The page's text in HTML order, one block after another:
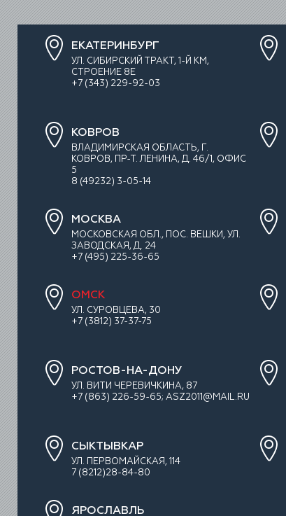
ЕКАТЕРИНБУРГ
УЛ. СИБИРСКИЙ ТРАКТ, 1-Й КМ,
СТРОЕНИЕ 8Е
+7 (343) 229-92-03
КОВРОВ
ВЛАДИМИРСКАЯ ОБЛАСТЬ, Г.
КОВРОВ, ПР-Т. ЛЕНИНА, Д. 46/1, ОФИС
5
8 (49232) 3-05-14
МОСКВА
МОСКОВСКАЯ ОБЛ., ПОС. ВЕШКИ, УЛ.
ЗАВОДСКАЯ, Д. 24
+7 (495) 225-36-65
ОМСК
УЛ. СУРОВЦЕВА, 30
+7 (3812) 37-37-75
РОСТОВ-НА-ДОНУ
УЛ. ВИТИ ЧЕРЕВИЧКИНА, 87
+7 (863) 226-59-65; ASZ2011@MAIL.RU
СЫКТЫВКАР
УЛ. ПЕРВОМАЙСКАЯ, 114
7 (8212)28-84-80
ЯРОСЛАВЛЬ